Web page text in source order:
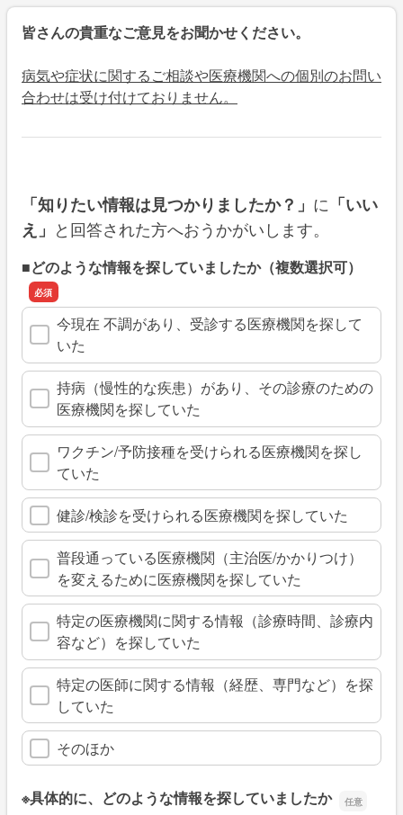
皆さんの貴重なご意見をお聞かせください。
病気や症状に関するご相談や医療機関への個別のお問い
合わせは受け付けておりません。
「知りたい情報は見つかりましたか？」 に 「いい
え」 と回答された方へおうかがいします。
■どのような情報を探していましたか（複数選択可）
今現在 不調があり、受診する医療機関を探して
いた
持病（慢性的な疾患）があり、その診療のための
医療機関を探していた
ワクチン/予防接種を受けられる医療機関を探し
ていた
健診/検診を受けられる医療機関を探していた
普段通っている医療機関（主治医/かかりつけ）
を変えるために医療機関を探していた
特定の医療機関に関する情報（診療時間、診療内
容など）を探していた
特定の医師に関する情報（経歴、専門など）を探
していた
そのほか
※具体的に、どのような情報を探していましたか